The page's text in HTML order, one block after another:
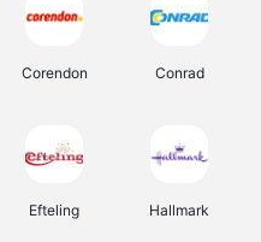
Corendon Conrad
Efteling Hallmark